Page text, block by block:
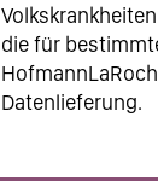
die für
Datenlieferung.